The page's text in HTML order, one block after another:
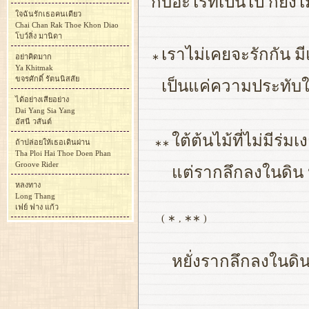
∗ เราไม่เคยจะรักกัน
เป็นแค่ความประทั
∗∗ ใต้ต้นไม้ที่ไม่มีร่มเ
แต่รากลึกลงในดิ
( ∗ , ∗∗ )
หยั่งรากลึกลงในดิ
ใจฉันรักเธอคนเดียว
Chai Chan Rak Thoe Khon Diao
โบว์ลิ่ง มานิดา
อย่าคิดมาก
Ya Khitmak
ขจรศักดิ์ รัตนนิสสัย
ได้อย่างเสียอย่าง
Dai Yang Sia Yang
อัสนี วสันต์
ถ้าปล่อยให้เธอเดินผ่าน
Tha Ploi Hai Thoe Doen Phan
Groove Rider
หลงทาง
Long Thang
เฟย์ ฟาง แก้ว